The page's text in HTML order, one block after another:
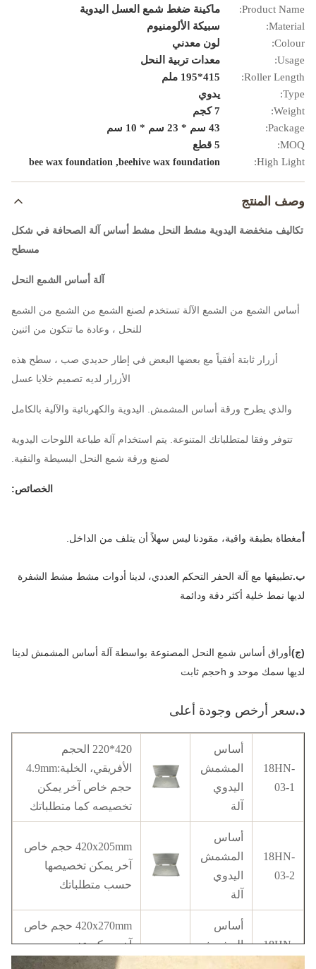
Product Name:
ماكينة ضغط شمع العسل اليدوية
Material:
سبيكة الألومنيوم
Colour:
لون معدني
Usage:
معدات تربية النحل
Roller Length:
415*195 ملم
Type:
يدوي
Weight:
7 كجم
Package:
43 سم * 23 سم * 10 سم
MOQ:
5 قطع
High Light:
beehive wax foundation
,
bee wax foundation
وصف المنتج
تكاليف منخفضة اليدوية مشط النحل مشط أساس آلة الصحافة في شكل
مسطح
آلة أساس الشمع النحل
أساس الشمع من الشمع الآلة تستخدم لصنع الشمع من الشمع من الشمع
للنحل ، وعادة ما تتكون من اثنين
أزرار ثابتة أفقياً مع بعضها البعض في إطار حديدي صب ، سطح هذه
الأزرار لديه تصميم خلايا عسل
والذي يطرح ورقة أساس المشمش. اليدوية والكهربائية والآلية بالكامل
تتوفر وفقا لمتطلباتك المتنوعة. يتم استخدام آلة طباعة اللوحات اليدوية
لصنع ورقة شمع النحل البسيطة والنقية.
الخصائص:
مغطاة بطبقة واقية، مقودنا ليس سهلاً أن يتلف من الداخل.
ب.
لديها نمط خلية أكثر دقة ودائمة
(ج)
لديها سمك موحد و hحجم ثابت
د.سعر أرخص وجودة أعلى
18HN-
03-1
أساس
المشمش
اليدوي
آلة
420*220 الحجم
الأفريقي، الخلية:4.9mm
حجم خاص آخر يمكن
تخصيصه كما متطلباتك
18HN-
03-2
أساس
المشمش
اليدوي
آلة
420x205mm حجم خاص
آخر يمكن تخصيصها
حسب متطلباتك
18HN-
أساس
المشمش
420x270mm حجم خاص
آخر يمكن تخصيصه
كمتطلباتكم Dandant